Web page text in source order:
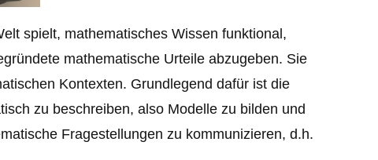
spielt, mathematisches Wissen funktional,
mathematische Urteile abzugeben. Sie
Kontexten. Grundlegend dafür ist die
zu beschreiben, also Modelle zu bilden und
Fragestellungen zu kommunizieren, d.h.